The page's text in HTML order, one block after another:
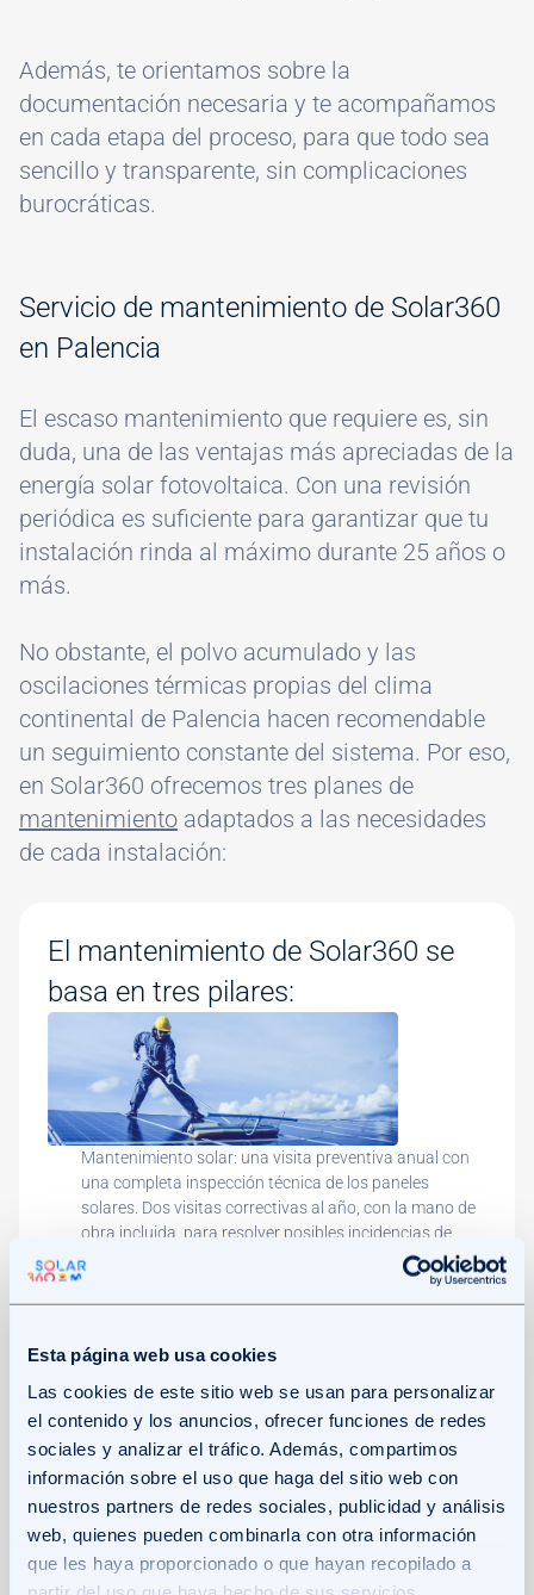
Esta página web usa cookies
Las cookies de este sitio web se usan para personalizar
el contenido y los anuncios, ofrecer funciones de redes
sociales y analizar el tráfico. Además, compartimos
información sobre el uso que haga del sitio web con
nuestros partners de redes sociales, publicidad y análisis
web, quienes pueden combinarla con otra información
que les haya proporcionado o que hayan recopilado a
Además, te orientamos sobre la
documentación necesaria y te acompañamos
en cada etapa del proceso, para que todo sea
sencillo y transparente, sin complicaciones
burocráticas.
Servicio de mantenimiento de Solar360
en Palencia
El escaso mantenimiento que requiere es, sin
duda, una de las ventajas más apreciadas de la
energía solar fotovoltaica. Con una revisión
periódica es suficiente para garantizar que tu
instalación rinda al máximo durante 25 años o
más.
No obstante, el polvo acumulado y las
oscilaciones térmicas propias del clima
continental de Palencia hacen recomendable
un seguimiento constante del sistema. Por eso,
en Solar360 ofrecemos tres planes de
mantenimiento adaptados a las necesidades
de cada instalación:
El mantenimiento de Solar360 se
basa en tres pilares:
Mantenimiento solar: una visita preventiva anual con
una completa inspección técnica de los paneles
solares. Dos visitas correctivas al año, con la mano de
obra incluida, para resolver posibles incidencias de
forma rápida y eficaz. Y, garantía de producción solar
durante todo el periodo de amortización, para
mantener el máximo rendimiento energético de la
Mantenimiento solar y limpieza: incorpora todas las
ventajas del Mantenimiento Solar, añadiendo una
limpieza anual de los paneles solares. Este servicio es
clave para eliminar suciedad, polvo o residuos que
puedan reducir la eficiencia del sistema.
Mantenimiento Premium para empresas para
industriales y comerciales. Incluye todas las
prestaciones del Mantenimiento Solar & Limpieza,
adaptadas a las necesidades específicas de entornos
profesionales. Y una termografía anual de los paneles